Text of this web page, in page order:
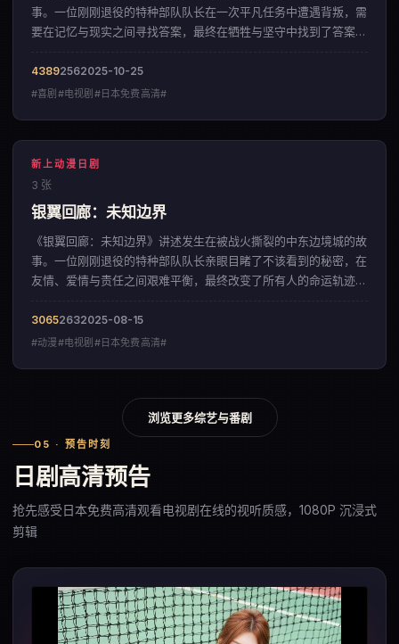
事。一位刚刚退役的特种部队队长在一次平凡任务中遭遇背叛，需
要在记忆与现实之间寻找答案，最终在牺牲与坚守中找到了答案。
43892562025-10-25
#喜剧#电视剧#日本免费高清#
新上动漫日剧
3 张
银翼回廊：未知边界
《银翼回廊：未知边界》讲述发生在被战火撕裂的中东边境城的故
事。一位刚刚退役的特种部队队长亲眼目睹了不该看到的秘密，在
友情、爱情与责任之间艰难平衡，最终改变了所有人的命运轨迹。
30652632025-08-15
#动漫#电视剧#日本免费高清#
浏览更多综艺与番剧
05 · 预告时刻
日剧高清预告
抢先感受日本免费高清观看电视剧在线的视听质感，1080P 沉浸式
剪辑